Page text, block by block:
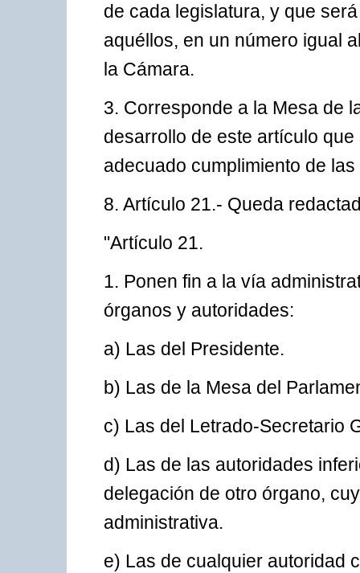
de cada legislatura, y que
aquéllos, en un número igual
la Cámara.
3. Corresponde a la Mesa de
desarrollo de este artículo
adecuado cumplimiento de
8. Artículo 21.- Queda
"Artículo 21.
1. Ponen fin a la vía
órganos y autoridades:
a) Las del Presidente.
b) Las de la Mesa del
c) Las del Letrado-Secretario
d) Las de las autoridades
delegación de otro órgano,
administrativa.
e) Las de cualquier autoridad